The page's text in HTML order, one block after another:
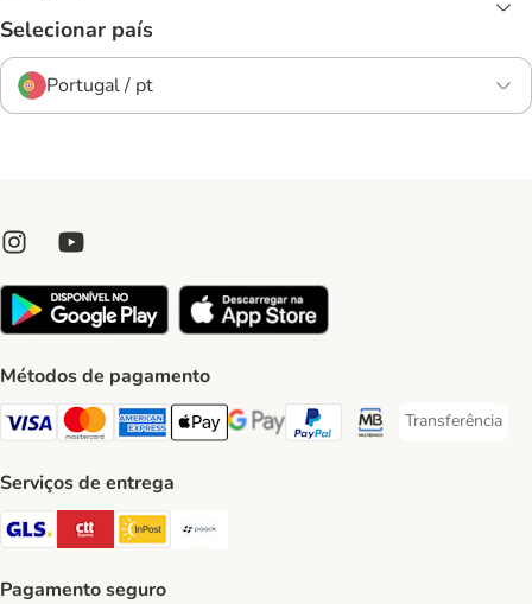
Selecionar país
Portugal / pt
Métodos de pagamento
Visa Payment Method
Mastercard Payment Method
American Express Payment Method
Apple Pay Payment Method
Google Pay Payment Method
PayPal Payment Method
Multibanco Payment
Transferência
Transferência
Serviços de entrega
GLS Shipping Method
CTTExpress Shipping Method
InPost Shipping Method
Pagamento seguro